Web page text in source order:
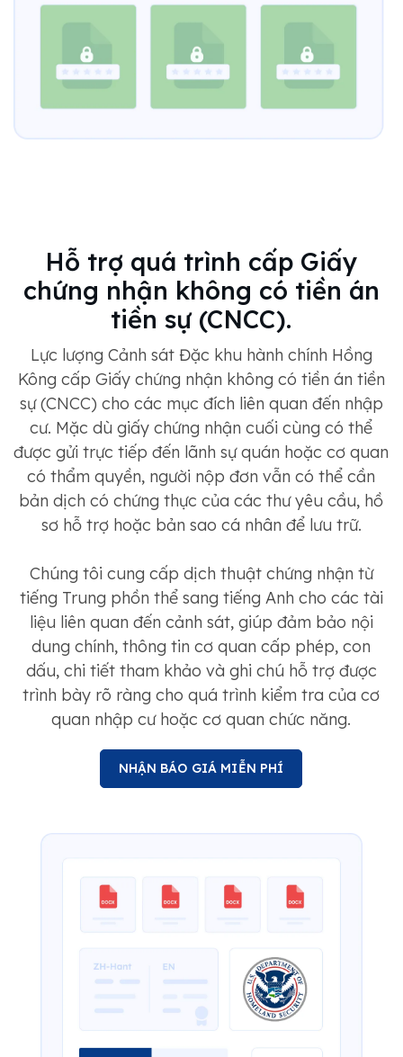
Hỗ trợ quá trình cấp Giấy
chứng nhận không có tiền án
tiền sự (CNCC).
Lực lượng Cảnh sát Đặc khu hành chính Hồng
Kông cấp Giấy chứng nhận không có tiền án tiền
sự (CNCC) cho các mục đích liên quan đến nhập
cư. Mặc dù giấy chứng nhận cuối cùng có thể
được gửi trực tiếp đến lãnh sự quán hoặc cơ quan
có thẩm quyền, người nộp đơn vẫn có thể cần
bản dịch có chứng thực của các thư yêu cầu, hồ
sơ hỗ trợ hoặc bản sao cá nhân để lưu trữ.
Chúng tôi cung cấp dịch thuật chứng nhận từ
tiếng Trung phồn thể sang tiếng Anh cho các tài
liệu liên quan đến cảnh sát, giúp đảm bảo nội
dung chính, thông tin cơ quan cấp phép, con
dấu, chi tiết tham khảo và ghi chú hỗ trợ được
trình bày rõ ràng cho quá trình kiểm tra của cơ
quan nhập cư hoặc cơ quan chức năng.
NHẬN BÁO GIÁ MIỄN PHÍ